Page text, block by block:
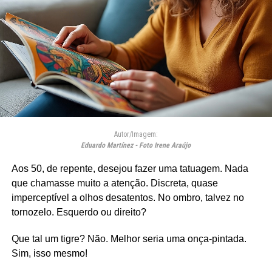
Autor/Imagem:
Eduardo Martínez - Foto Irene Araújo
Aos 50, de repente, desejou fazer uma tatuagem. Nada
que chamasse muito a atenção. Discreta, quase
imperceptível a olhos desatentos. No ombro, talvez no
tornozelo. Esquerdo ou direito?
Que tal um tigre? Não. Melhor seria uma onça-pintada.
Sim, isso mesmo!